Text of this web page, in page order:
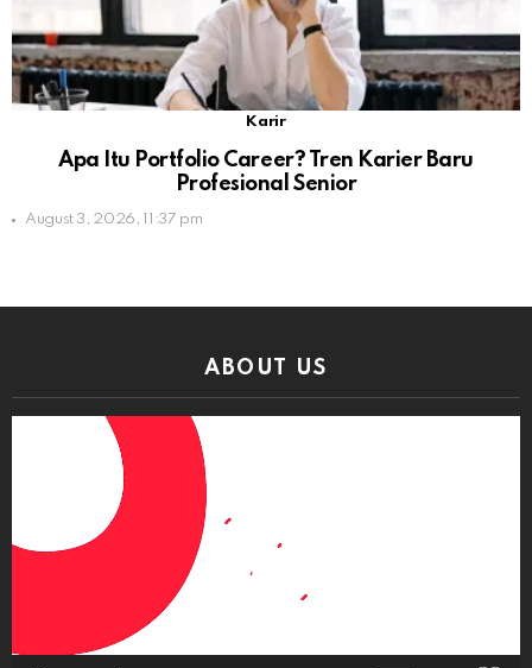
Karir
Apa Itu Portfolio Career? Tren Karier Baru
Profesional Senior
August 3, 2026, 11:37 pm
ABOUT US